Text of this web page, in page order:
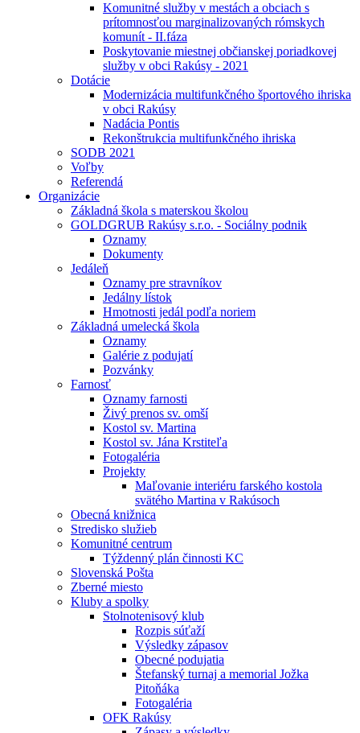
Komunitné služby v mestách a obciach s
prítomnosťou marginalizovaných rómskych
komunít - II.fáza
Poskytovanie miestnej občianskej poriadkovej
služby v obci Rakúsy - 2021
Dotácie
Modernizácia multifunkčného športového ihriska
v obci Rakúsy
Nadácia Pontis
Rekonštrukcia multifunkčného ihriska
SODB 2021
Voľby
Referendá
Organizácie
Základná škola s materskou školou
GOLDGRUB Rakúsy s.r.o. - Sociálny podnik
Oznamy
Dokumenty
Jedáleň
Oznamy pre stravníkov
Jedálny lístok
Hmotnosti jedál podľa noriem
Základná umelecká škola
Oznamy
Galérie z podujatí
Pozvánky
Farnosť
Oznamy farnosti
Živý prenos sv. omší
Kostol sv. Martina
Kostol sv. Jána Krstiteľa
Fotogaléria
Projekty
Maľovanie interiéru farského kostola
svätého Martina v Rakúsoch
Obecná knižnica
Stredisko služieb
Komunitné centrum
Týždenný plán činnosti KC
Slovenská Pošta
Zberné miesto
Kluby a spolky
Stolnotenisový klub
Rozpis súťaží
Výsledky zápasov
Obecné podujatia
Štefanský turnaj a memorial Jožka
Pitoňáka
Fotogaléria
OFK Rakúsy